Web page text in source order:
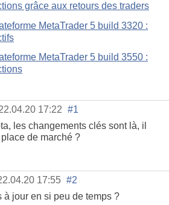
grâce aux retours des traders
MetaTrader 5 build 3320 :
MetaTrader 5 build 3550 :
17:22 #1
les changements clés sont là, il
de marché ?
17:55 #2
à jour en si peu de temps ?